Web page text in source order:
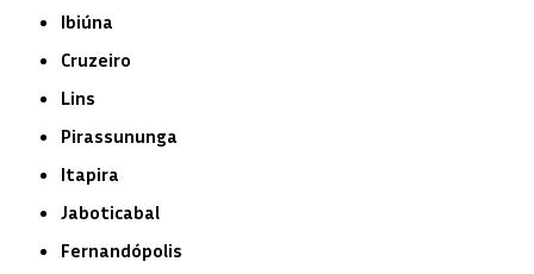
Ibiúna
Cruzeiro
Lins
Pirassununga
Itapira
Jaboticabal
Fernandópolis